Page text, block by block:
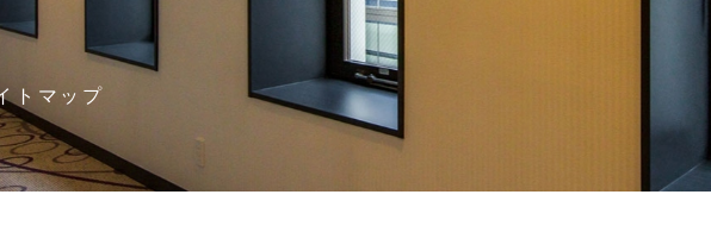
トマップ